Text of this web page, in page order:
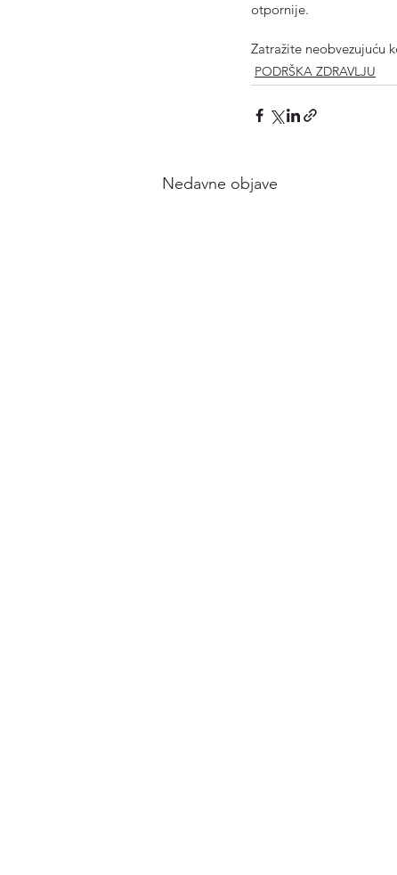
otpornije.
Zatražite neobvezujuću
PODRŠKA ZDRAVLJU
Nedavne objave